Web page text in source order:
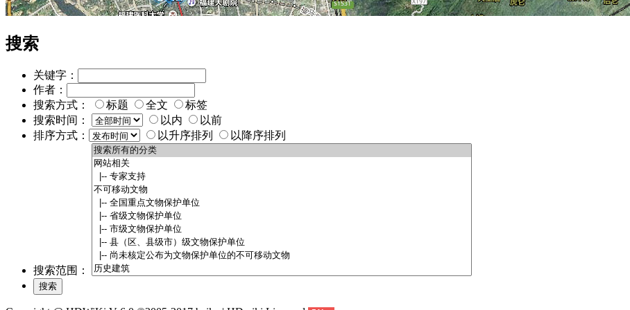
搜索
关键字：
作者：
搜索方式：
标题 全文
标签
搜索时间：
以内
以前
排序方式：
以升序排列 以降序排列
搜索范围：